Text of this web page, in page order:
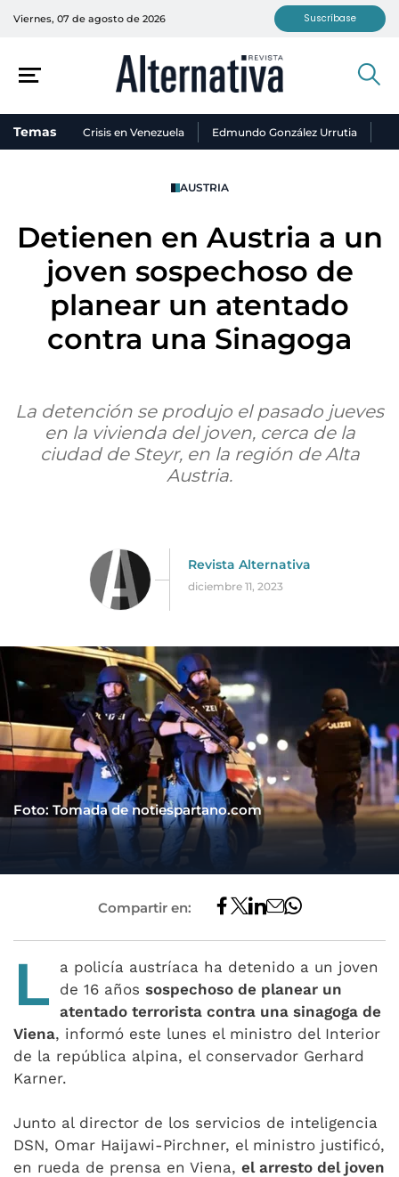
Viernes, 07 de agosto de 2026 Suscríbase
Temas Crisis en Venezuela Edmundo González Urrutia
AUSTRIA
Detienen en Austria a un
joven sospechoso de
planear un atentado
contra una Sinagoga
La detención se produjo el pasado jueves
en la vivienda del joven, cerca de la
ciudad de Steyr, en la región de Alta
Austria.
Revista Alternativa
diciembre 11, 2023
Foto: Tomada de notiespartano.com
Compartir en:
L
a policía austríaca ha detenido a un joven
de 16 años sospechoso de planear un
atentado terrorista contra una sinagoga de
Viena, informó este lunes el ministro del Interior
de la república alpina, el conservador Gerhard
Karner.
Junto al director de los servicios de inteligencia
DSN, Omar Haijawi-Pirchner, el ministro justificó,
en rueda de prensa en Viena, el arresto del joven